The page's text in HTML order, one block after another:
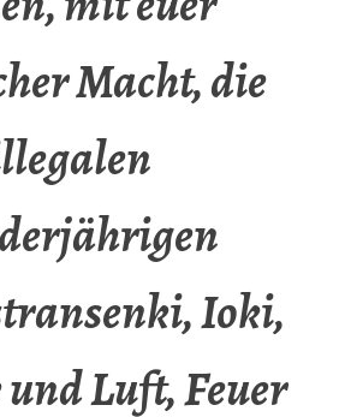
Macht, die
Ioki,
Luft, Feuer